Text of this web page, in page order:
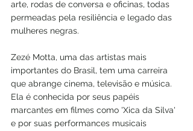
arte, rodas de conversa e oficinas, todas
permeadas pela resiliência e legado das
mulheres negras.
Zezé Motta, uma das artistas mais
importantes do Brasil, tem uma carreira
que abrange cinema, televisão e música.
Ela é conhecida por seus papéis
marcantes em filmes como 'Xica da Silva'
e por suas performances musicais